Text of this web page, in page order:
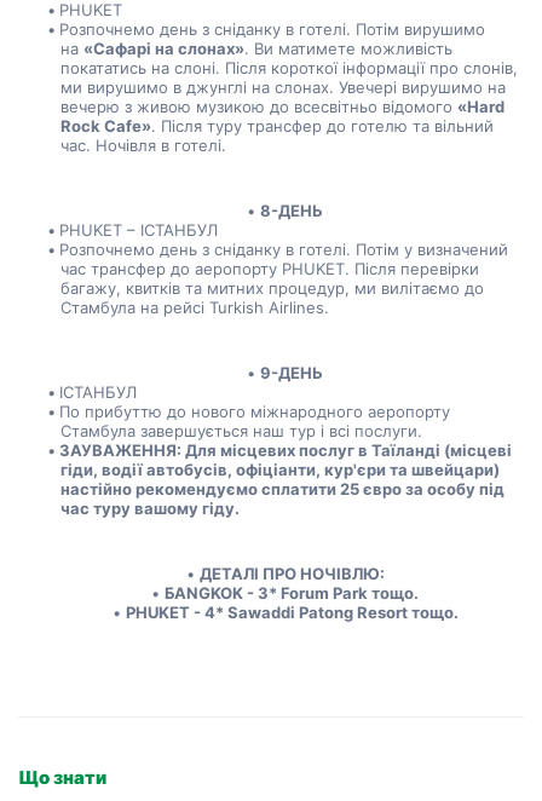
PHUKET
Розпочнемо день з сніданку в готелі. Потім вирушимо
на «Сафарі на слонах». Ви матимете можливість
покататись на слоні. Після короткої інформації про слонів,
ми вирушимо в джунглі на слонах. Увечері вирушимо на
вечерю з живою музикою до всесвітньо відомого «Hard
Rock Cafe». Після туру трансфер до готелю та вільний
час. Ночівля в готелі.
8-ДЕНЬ
PHUKET – ІСТАНБУЛ
Розпочнемо день з сніданку в готелі. Потім у визначений
час трансфер до аеропорту PHUKET. Після перевірки
багажу, квитків та митних процедур, ми вилітаємо до
Стамбула на рейсі Turkish Airlines.
9-ДЕНЬ
ІСТАНБУЛ
По прибуттю до нового міжнародного аеропорту
Стамбула завершується наш тур і всі послуги.
ЗАУВАЖЕННЯ: Для місцевих послуг в Таїланді (місцеві
гіди, водії автобусів, офіціанти, кур'єри та швейцари)
настійно рекомендуємо сплатити 25 євро за особу під
час туру вашому гіду.
ДЕТАЛІ ПРО НОЧІВЛЮ:
БANGKOK - 3* Forum Park тощо.
PHUKET - 4* Sawaddi Patong Resort тощо.
Що знати